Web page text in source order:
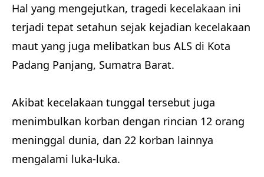
Hal yang mengejutkan, tragedi kecelakaan ini
terjadi tepat setahun sejak kejadian kecelakaan
maut yang juga melibatkan bus ALS di Kota
Padang Panjang, Sumatra Barat.
Akibat kecelakaan tunggal tersebut juga
menimbulkan korban dengan rincian 12 orang
meninggal dunia, dan 22 korban lainnya
mengalami luka-luka.